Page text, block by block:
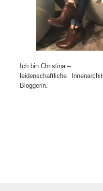
Ich bin Christina –
leidenschaftliche
Bloggerin.